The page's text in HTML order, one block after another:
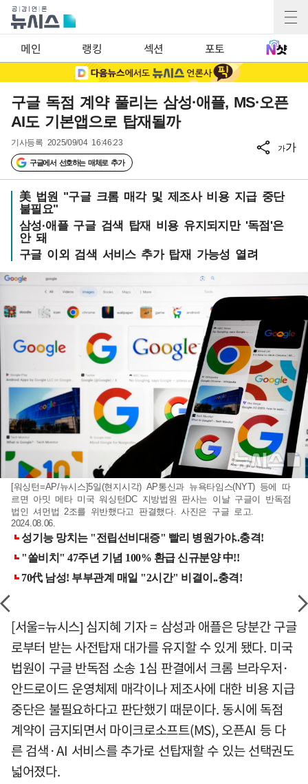
메인 랭킹 섹션 포토
구글 독점 계약 풀리는 삼성·애플, MS·오픈
AI도 기본앱으로 탑재될까
기사등록 2025/09/04 16:46:23
구글에서 선호하는 매체로 추가
가가
美 법원 "구글 크롬 매각 및 제조사 비용 지급 중단
불필요"
삼성·애플 구글 검색 탑재 비용 유지되지만 '독점'은
안 돼
구글 이외 검색 서비스 추가 탑재 가능성 열려
[워싱턴=AP/뉴시스]5일(현지시각) AP통신과 뉴욕타임스(NYT) 등에 따
르면 아밋 메타 미국 워싱턴DC 지방법원 판사는 이날 구글이 반독점
법인 셔먼법 2조를 위반했다고 판결했다. 사진은 구글 로고.
2024.08.06.
[서울=뉴시스] 심지혜 기자 = 삼성과 애플은 당분간 구글
로부터 받는 사전탑재 대가를 유지할 수 있게 됐다. 미국
법원이 구글 반독점 소송 1심 판결에서 크롬 브라우저·
안드로이드 운영체제 매각이나 제조사에 대한 비용 지급
중단은 불필요하다고 판단했기 때문이다. 동시에 독점
계약이 금지되면서 마이크로소프트(MS), 오픈AI 등 다
른 검색·AI 서비스를 추가로 선탑재할 수 있는 선택권도
넓어졌다.